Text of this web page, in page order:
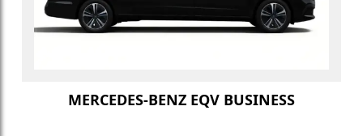
MERCEDES-BENZ EQV BUSINESS